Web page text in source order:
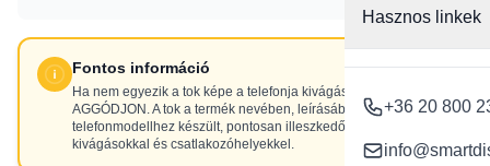
Hasznos linkek
+36 20 800
Fontos információ
Ha nem egyezik a tok képe a telefonja kivágásaival, NE
AGGÓDJON. A tok a termék nevében, leírásában szereplő
telefonmodellhez készült, pontosan illeszkedő
kivágásokkal és csatlakozóhelyekkel.